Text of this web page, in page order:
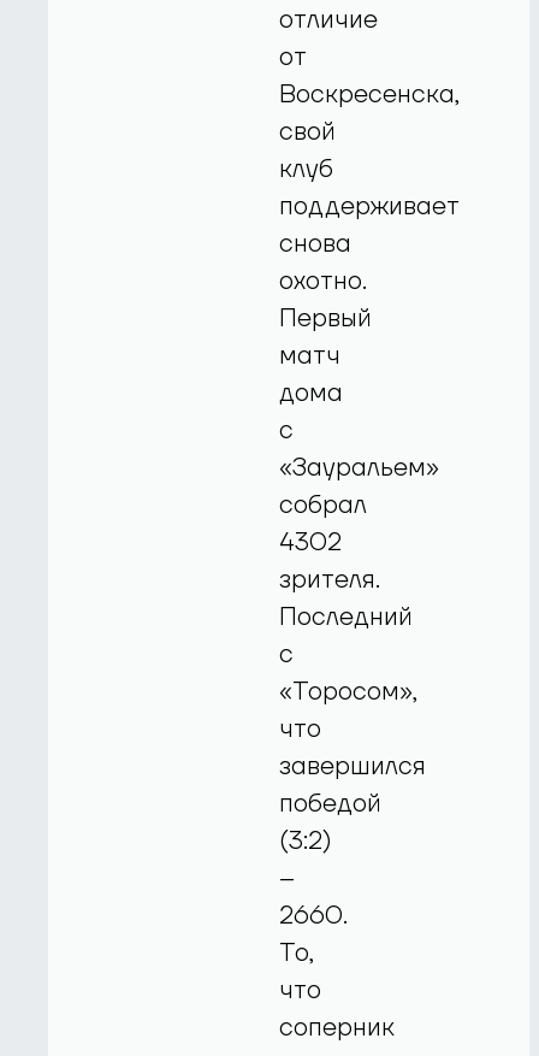
отличие
от
Воскресенска,
свой
клуб
поддерживает
снова
охотно.
Первый
матч
дома
с
«Зауральем»
собрал
4302
зрителя.
Последний
с
«Торосом»,
что
завершился
победой
(3:2)
–
2660.
То,
что
соперник